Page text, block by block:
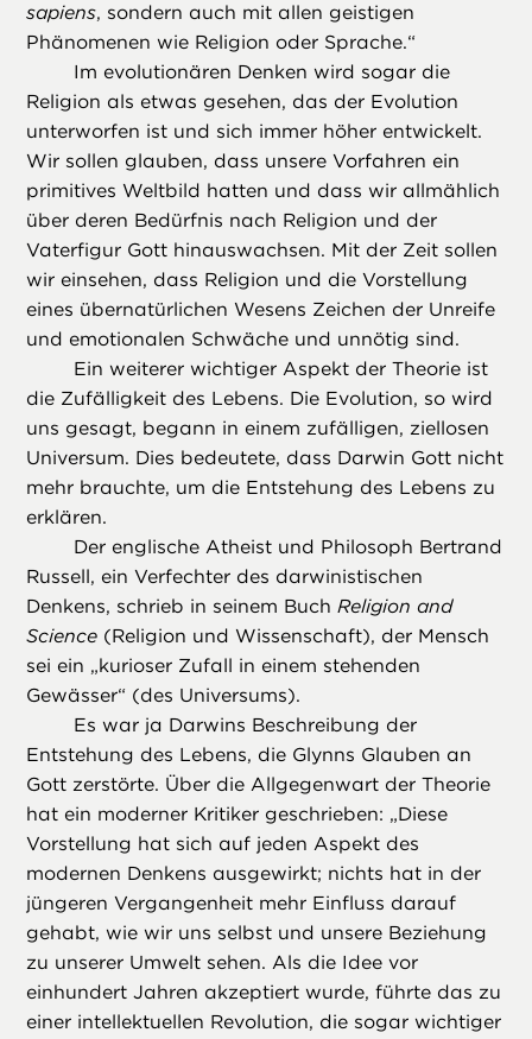
sapiens, sondern auch mit allen geistigen
Phänomenen wie Religion oder Sprache.“
Im evolutionären Denken wird sogar die
Religion als etwas gesehen, das der Evolution
unterworfen ist und sich immer höher entwickelt.
Wir sollen glauben, dass unsere Vorfahren ein
primitives Weltbild hatten und dass wir allmählich
über deren Bedürfnis nach Religion und der
Vaterfigur Gott hinauswachsen. Mit der Zeit sollen
wir einsehen, dass Religion und die Vorstellung
eines übernatürlichen Wesens Zeichen der Unreife
und emotionalen Schwäche und unnötig sind.
Ein weiterer wichtiger Aspekt der Theorie ist
die Zufälligkeit des Lebens. Die Evolution, so wird
uns gesagt, begann in einem zufälligen, ziellosen
Universum. Dies bedeutete, dass Darwin Gott nicht
mehr brauchte, um die Entstehung des Lebens zu
erklären.
Der englische Atheist und Philosoph Bertrand
Russell, ein Verfechter des darwinistischen
Denkens, schrieb in seinem BuchReligion and
Science (Religion und Wissenschaft), der Mensch
sei ein „kurioser Zufall in einem stehenden
Gewässer“ (des Universums).
Es war ja Darwins Beschreibung der
Entstehung des Lebens, die Glynns Glauben an
Gott zerstörte. Über die Allgegenwart der Theorie
hat ein moderner Kritiker geschrieben: „Diese
Vorstellung hat sich auf jeden Aspekt des
modernen Denkens ausgewirkt; nichts hat in der
jüngeren Vergangenheit mehr Einfluss darauf
gehabt, wie wir uns selbst und unsere Beziehung
zu unserer Umwelt sehen. Als die Idee vor
einhundert Jahren akzeptiert wurde, führte das zu
einer intellektuellen Revolution, die sogar wichtiger